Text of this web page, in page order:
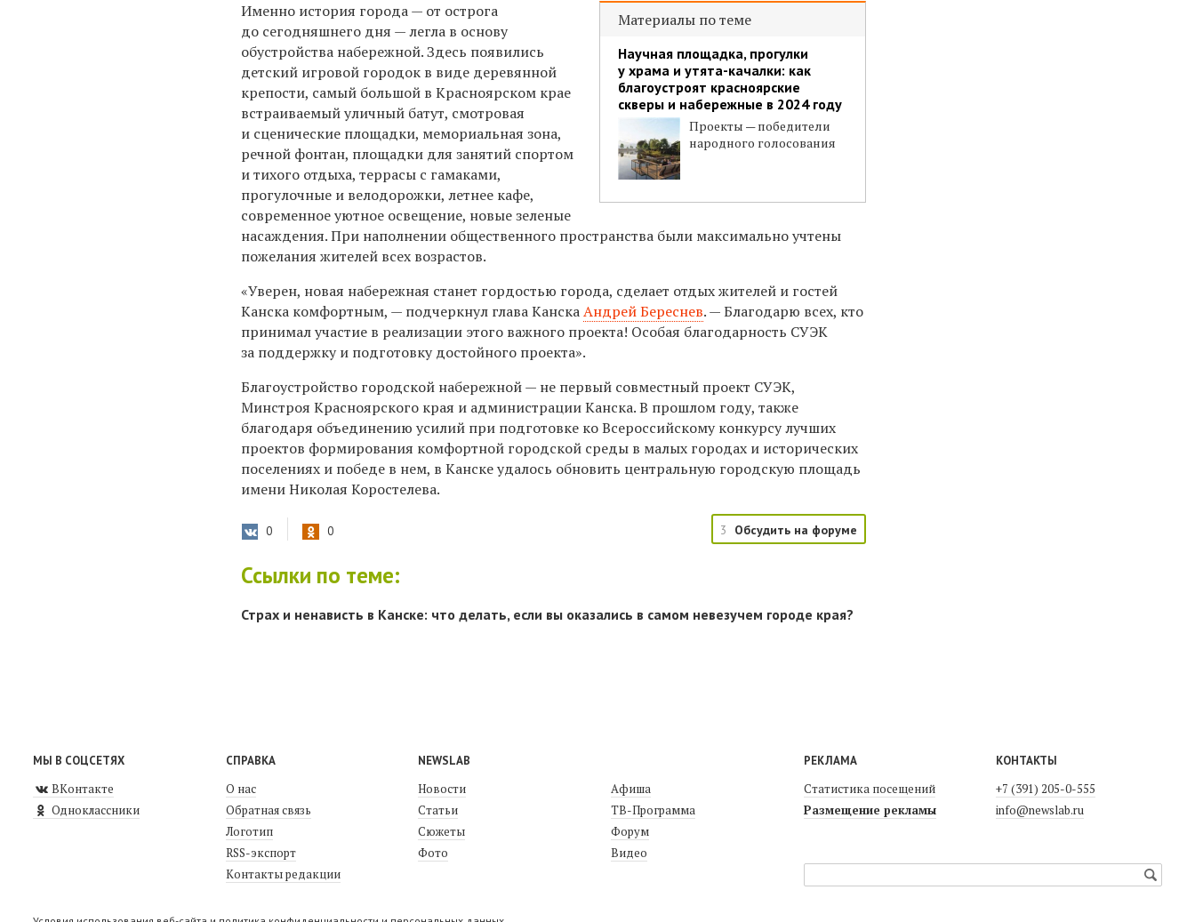
Материалы по теме
Научная площадка, прогулки
у храма и утята-качалки: как
благоустроят красноярские
скверы и набережные в 2024 году
Проекты — победители
народного голосования
Именно история города — от острога
до сегодняшнего дня — легла в основу
обустройства набережной. Здесь появились
детский игровой городок в виде деревянной
крепости, самый большой в Красноярском крае
встраиваемый уличный батут, смотровая
и сценические площадки, мемориальная зона,
речной фонтан, площадки для занятий спортом
и тихого отдыха, террасы с гамаками,
прогулочные и велодорожки, летнее кафе,
современное уютное освещение, новые зеленые
насаждения. При наполнении общественного пространства были максимально учтены
пожелания жителей всех возрастов.
«Уверен, новая набережная станет гордостью города, сделает отдых жителей и гостей
Канска комфортным, — подчеркнул глава КанскаАндрей Береснев. — Благодарю всех, кто
принимал участие в реализации этого важного проекта! Особая благодарность СУЭК
за поддержку и подготовку достойного проекта».
Благоустройство городской набережной — не первый совместный проект СУЭК,
Минстроя Красноярского края и администрации Канска. В прошлом году, также
благодаря объединению усилий при подготовке ко Всероссийскому конкурсу лучших
проектов формирования комфортной городской среды в малых городах и исторических
поселениях и победе в нем, в Канске удалось обновить центральную городскую площадь
имени Николая Коростелева.
0 0 3 Обсудить на форуме
Ссылки по теме:
Страх и ненависть в Канске: что делать, если вы оказались в самом невезучем городе края?
МЫ В СОЦСЕТЯХ
ВКонтакте
Одноклассники
СПРАВКА
О нас
Обратная связь
Логотип
RSS-экспорт
Контакты редакции
NEWSLAB
Новости
Статьи
Сюжеты
Фото
Афиша
ТВ-Программа
Форум
Видео
РЕКЛАМА
Статистика посещений
Размещение рекламы
КОНТАКТЫ
+7 (391) 205-0-555
info@newslab.ru